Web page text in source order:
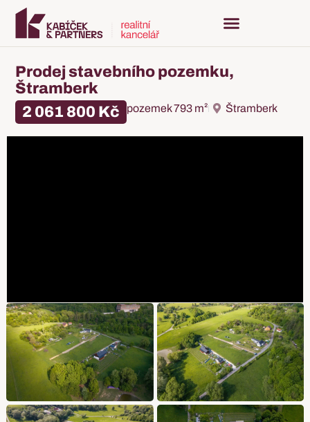
Prodej stavebního pozemku,
Štramberk
2 061 800 Kč
pozemek 793 m² Štramberk